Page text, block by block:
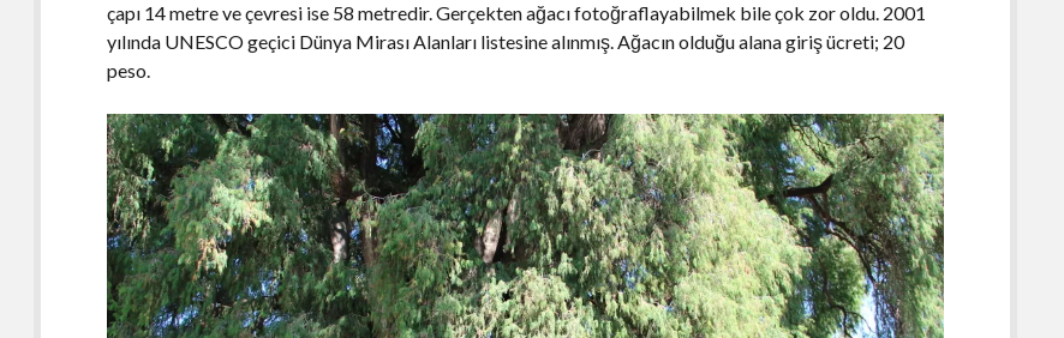
çapı 14 metre ve çevresi ise 58 metredir. Gerçekten ağacı fotoğraflayabilmek bile çok zor oldu. 2001
yılında UNESCO geçici Dünya Mirası Alanları listesine alınmış. Ağacın olduğu alana giriş ücreti; 20
peso.